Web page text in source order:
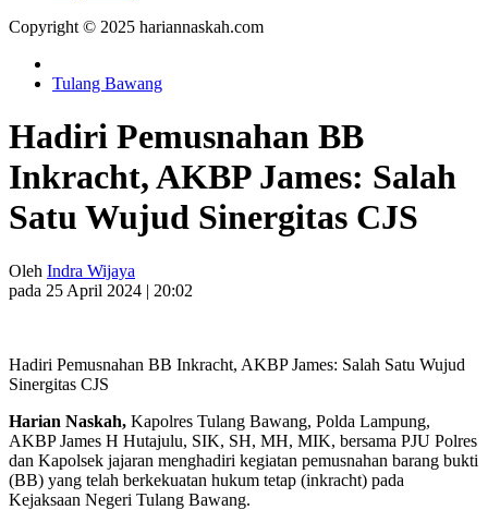
Copyright © 2025 hariannaskah.com
Tulang Bawang
Hadiri Pemusnahan BB
Inkracht, AKBP James: Salah
Satu Wujud Sinergitas CJS
Oleh Indra Wijaya
pada 25 April 2024 | 20:02
Hadiri Pemusnahan BB Inkracht, AKBP James: Salah Satu Wujud
Sinergitas CJS
Harian Naskah, Kapolres Tulang Bawang, Polda Lampung,
AKBP James H Hutajulu, SIK, SH, MH, MIK, bersama PJU Polres
dan Kapolsek jajaran menghadiri kegiatan pemusnahan barang bukti
(BB) yang telah berkekuatan hukum tetap (inkracht) pada
Kejaksaan Negeri Tulang Bawang.